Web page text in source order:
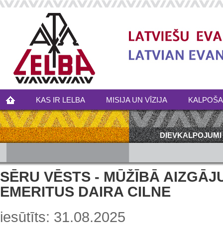
KAS IR LELBA MISIJA UN VĪZIJA
DIEVKALPOJUMI
SĒRU VĒSTS - MŪŽĪBĀ
EMERITUS DAIRA CILNE
iesūtīts: 31.08.2025